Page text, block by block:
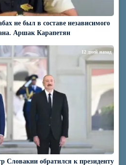
не был в составе независимого
Аршак Карапетян
обратился к президенту
12 дней назад